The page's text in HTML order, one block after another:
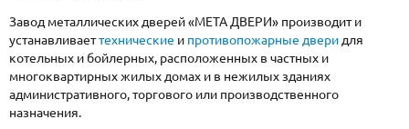
Завод металлических дверей «МЕТА ДВЕРИ» производит и
устанавливаеттехнические и противопожарные двери для
котельных и бойлерных, расположенных в частных и
многоквартирных жилых домах и в нежилых зданиях
административного, торгового или производственного
назначения.